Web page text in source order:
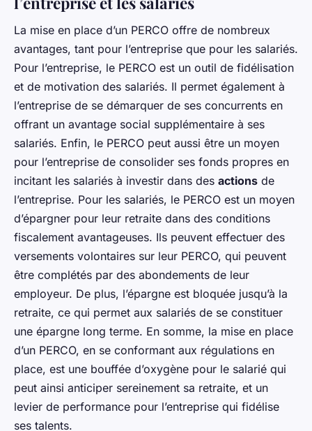
La mise en place d’un PERCO offre de nombreux
avantages, tant pour l’entreprise que pour les salariés.
Pour l’entreprise, le PERCO est un outil de fidélisation
et de motivation des salariés. Il permet également à
l’entreprise de se démarquer de ses concurrents en
offrant un avantage social supplémentaire à ses
salariés. Enfin, le PERCO peut aussi être un moyen
pour l’entreprise de consolider ses fonds propres en
incitant les salariés à investir dans des actions de
l’entreprise. Pour les salariés, le PERCO est un moyen
d’épargner pour leur retraite dans des conditions
fiscalement avantageuses. Ils peuvent effectuer des
versements volontaires sur leur PERCO, qui peuvent
être complétés par des abondements de leur
employeur. De plus, l’épargne est bloquée jusqu’à la
retraite, ce qui permet aux salariés de se constituer
une épargne long terme. En somme, la mise en place
d’un PERCO, en se conformant aux régulations en
place, est une bouffée d’oxygène pour le salarié qui
peut ainsi anticiper sereinement sa retraite, et un
levier de performance pour l’entreprise qui fidélise
ses talents.